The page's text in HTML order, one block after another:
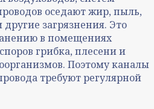
оседают жир, пыль,
другие загрязнения. Это
в помещениях
грибка, плесени и
Поэтому каналы
требуют регулярной